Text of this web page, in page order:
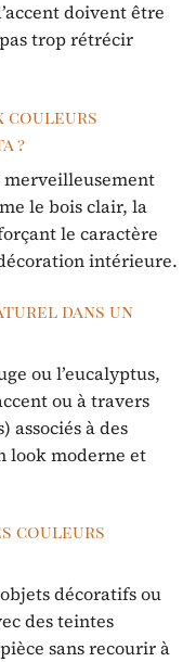
doivent être
trop rétrécir
couleurs
?
merveilleusement
le bois clair, la
le caractère
intérieure.
dans un
ou l’eucalyptus,
ou à travers
associés à des
look moderne et
couleurs
décoratifs ou
des teintes
sans recourir à